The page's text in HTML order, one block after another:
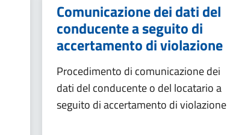
Comunicazione dei dati del
conducente a seguito di
accertamento di violazione
Procedimento di comunicazione dei
dati del conducente o del locatario a
seguito di accertamento di violazione